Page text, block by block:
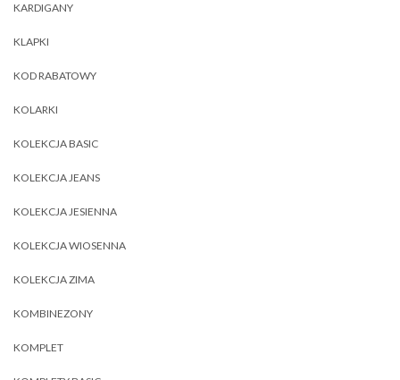
KARDIGANY
KLAPKI
KOD RABATOWY
KOLARKI
KOLEKCJA BASIC
KOLEKCJA JEANS
KOLEKCJA JESIENNA
KOLEKCJA WIOSENNA
KOLEKCJA ZIMA
KOMBINEZONY
KOMPLET